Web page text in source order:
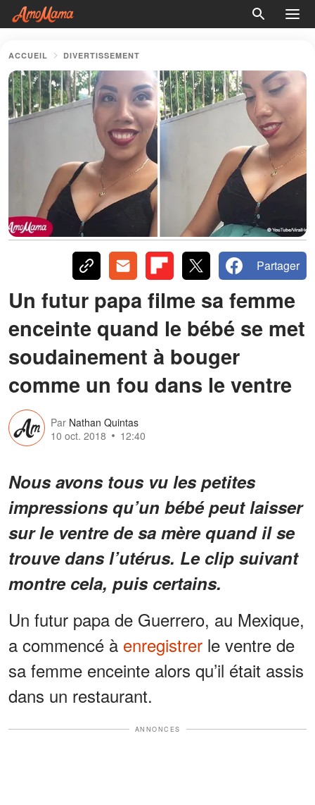
ACCUEIL DIVERTISSEMENT
Partager
Un futur papa filme sa femme
enceinte quand le bébé se met
soudainement à bouger
comme un fou dans le ventre
Par Nathan Quintas
10 oct. 2018
12:40
Nous avons tous vu les petites
impressions qu’un bébé peut laisser
sur le ventre de sa mère quand il se
trouve dans l’utérus. Le clip suivant
montre cela, puis certains.
Un futur papa de Guerrero, au Mexique,
a commencé à enregistrer le ventre de
sa femme enceinte alors qu’il était assis
dans un restaurant.
ANNONCES